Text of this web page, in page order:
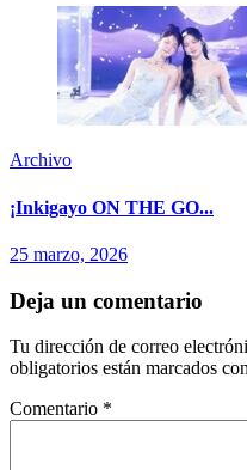
Archivo
¡Inkigayo ON THE GO...
25 marzo, 2026
Deja un comentario
Tu dirección de correo
obligatorios están marcados
Comentario *